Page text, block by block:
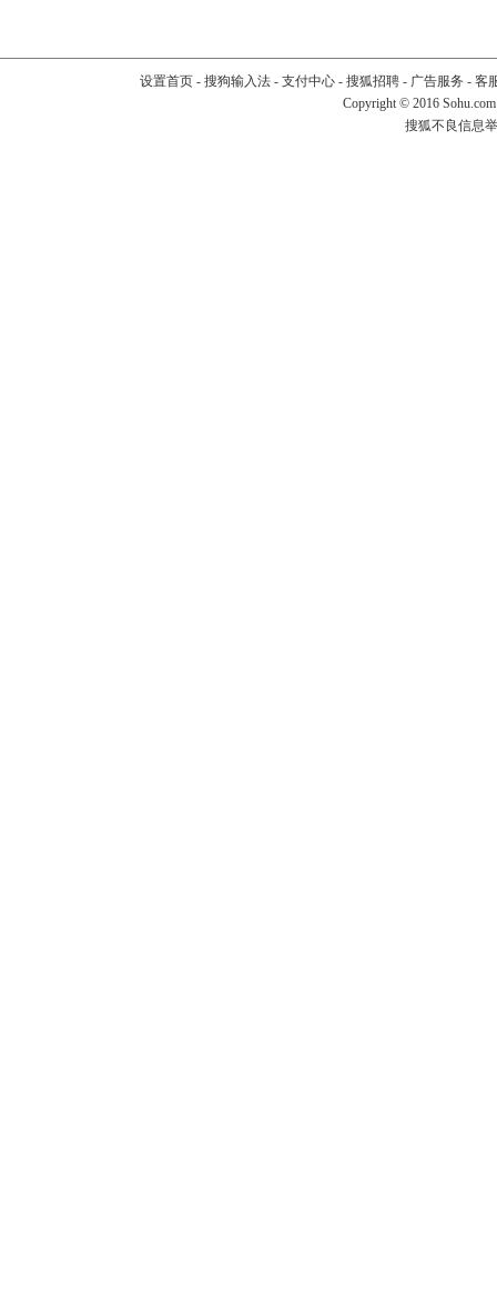
设置首页- 搜狗输入法- 支付中心- 搜狐招聘- 广告服务 - 客
Copyright © 2016
搜狐不良信息